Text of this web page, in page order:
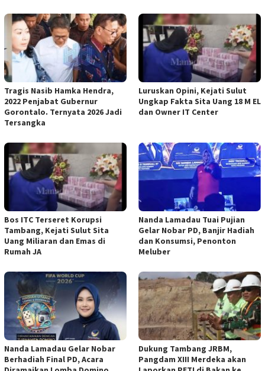
Tragis Nasib Hamka Hendra,
2022 Penjabat Gubernur
Gorontalo. Ternyata 2026 Jadi
Tersangka
Luruskan Opini, Kejati Sulut
Ungkap Fakta Sita Uang 18 M EL
dan Owner IT Center
Bos ITC Terseret Korupsi
Tambang, Kejati Sulut Sita
Uang Miliaran dan Emas di
Rumah JA
Nanda Lamadau Tuai Pujian
Gelar Nobar PD, Banjir Hadiah
dan Konsumsi, Penonton
Meluber
Nanda Lamadau Gelar Nobar
Berhadiah Final PD, Acara
Dukung Tambang JRBM,
Pangdam XIII Merdeka akan